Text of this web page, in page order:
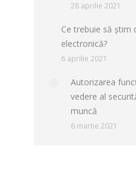
28 aprilie 2021
Ce trebuie să știm
electronică?
6 aprilie 2021
Autorizarea
vedere al
muncă
6 martie 2021